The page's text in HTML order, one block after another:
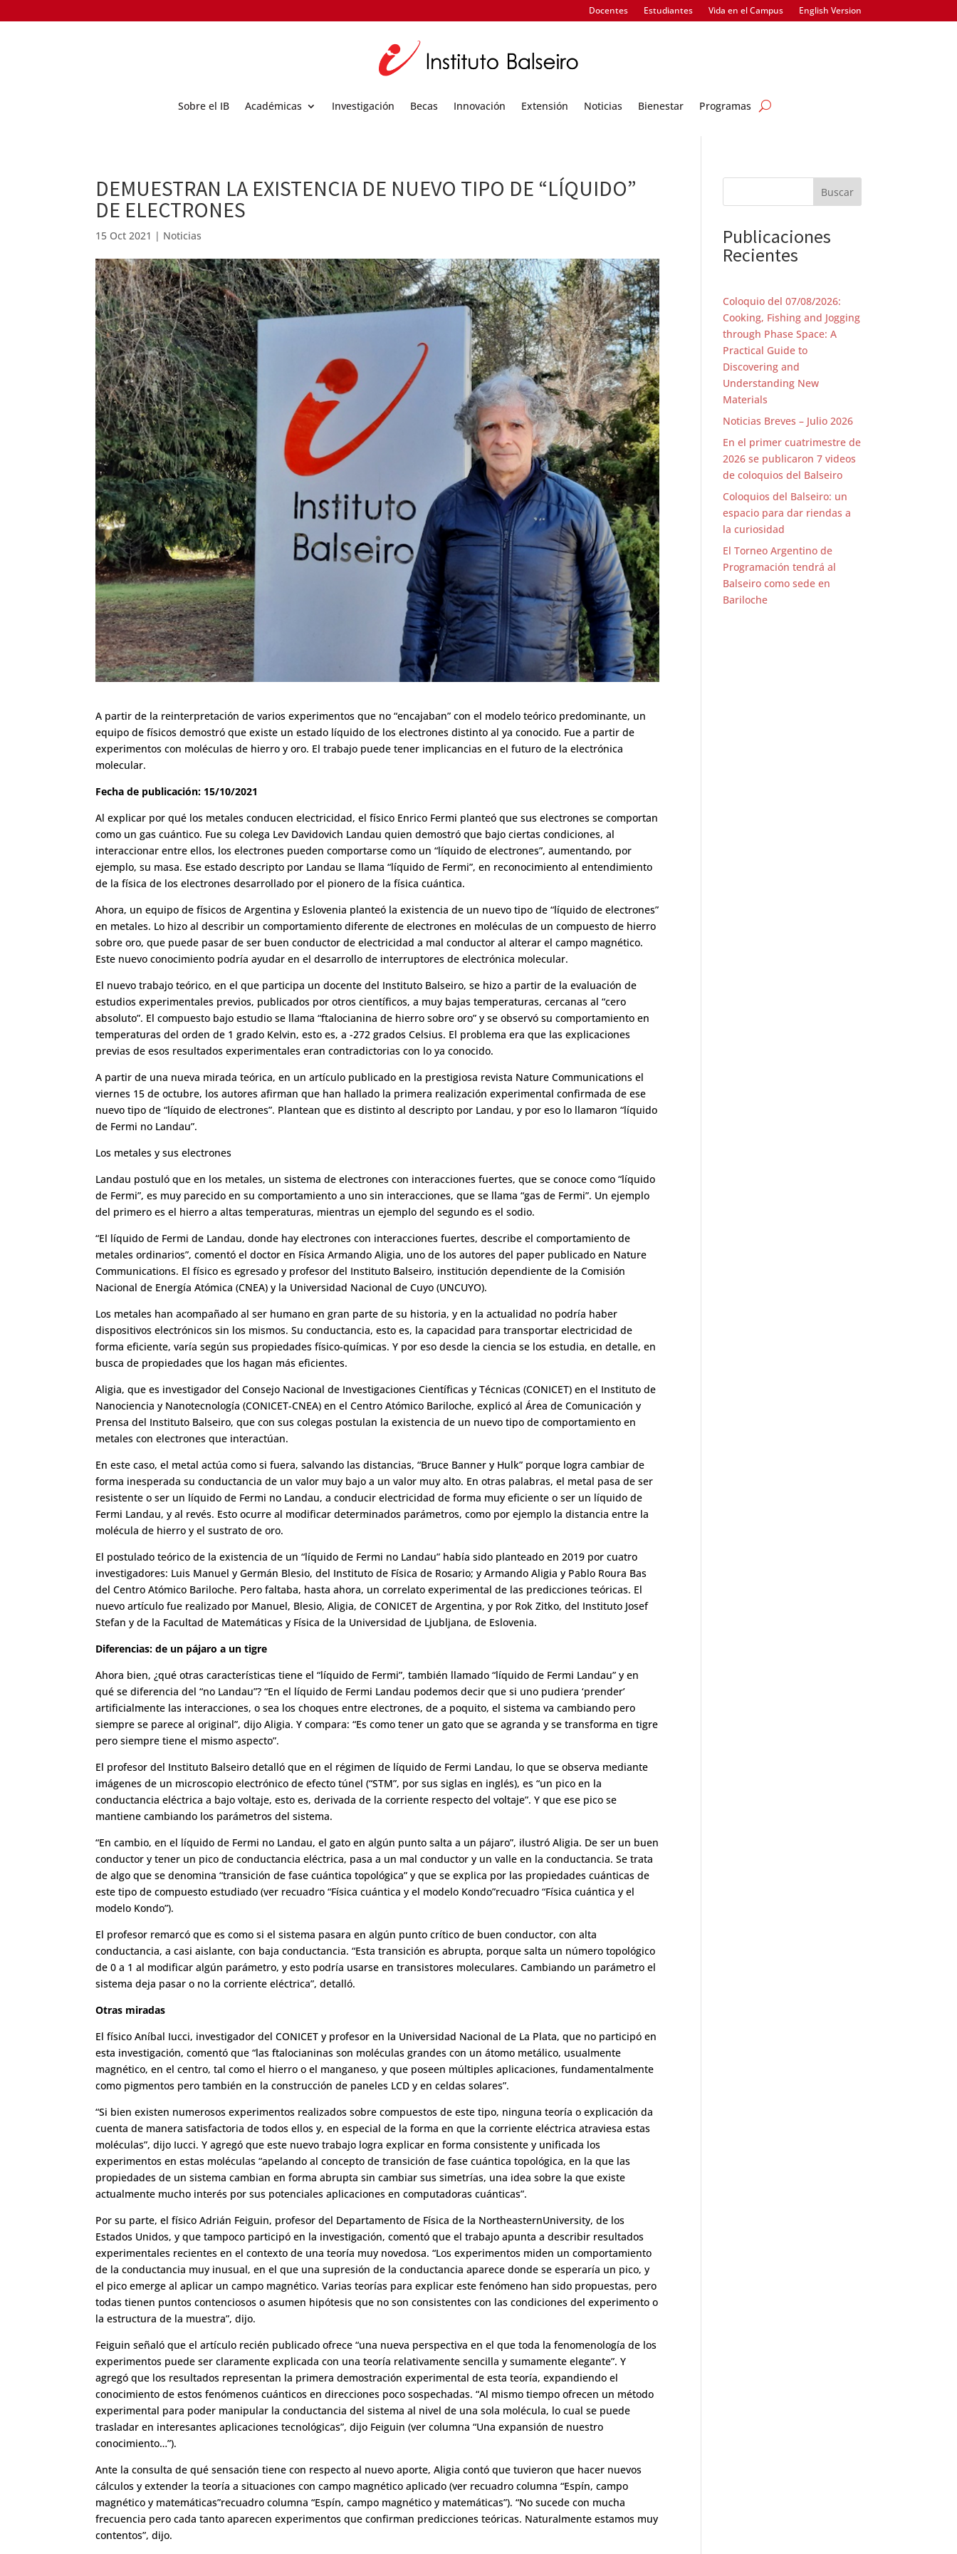
Docentes Estudiantes Vida en el Campus English Version
Sobre el IB Académicas Investigación Becas Innovación Extensión Noticias Bienestar Programas
DEMUESTRAN LA EXISTENCIA DE NUEVO TIPO DE “LÍQUIDO”
DE ELECTRONES
15 Oct 2021 | Noticias
A partir de la reinterpretación de varios experimentos que no “encajaban” con el modelo teórico predominante, un
equipo de físicos demostró que existe un estado líquido de los electrones distinto al ya conocido. Fue a partir de
experimentos con moléculas de hierro y oro. El trabajo puede tener implicancias en el futuro de la electrónica
molecular.
Fecha de publicación: 15/10/2021
Al explicar por qué los metales conducen electricidad, el físico Enrico Fermi planteó que sus electrones se comportan
como un gas cuántico. Fue su colega Lev Davidovich Landau quien demostró que bajo ciertas condiciones, al
interaccionar entre ellos, los electrones pueden comportarse como un “líquido de electrones”, aumentando, por
ejemplo, su masa. Ese estado descripto por Landau se llama “líquido de Fermi”, en reconocimiento al entendimiento
de la física de los electrones desarrollado por el pionero de la física cuántica.
Ahora, un equipo de físicos de Argentina y Eslovenia planteó la existencia de un nuevo tipo de “líquido de electrones”
en metales. Lo hizo al describir un comportamiento diferente de electrones en moléculas de un compuesto de hierro
sobre oro, que puede pasar de ser buen conductor de electricidad a mal conductor al alterar el campo magnético.
Este nuevo conocimiento podría ayudar en el desarrollo de interruptores de electrónica molecular.
El nuevo trabajo teórico, en el que participa un docente del Instituto Balseiro, se hizo a partir de la evaluación de
estudios experimentales previos, publicados por otros científicos, a muy bajas temperaturas, cercanas al “cero
absoluto”. El compuesto bajo estudio se llama “ftalocianina de hierro sobre oro” y se observó su comportamiento en
temperaturas del orden de 1 grado Kelvin, esto es, a -272 grados Celsius. El problema era que las explicaciones
previas de esos resultados experimentales eran contradictorias con lo ya conocido.
A partir de una nueva mirada teórica, en un artículo publicado en la prestigiosa revista Nature Communications el
viernes 15 de octubre, los autores afirman que han hallado la primera realización experimental confirmada de ese
nuevo tipo de “líquido de electrones”. Plantean que es distinto al descripto por Landau, y por eso lo llamaron “líquido
de Fermi no Landau”.
Los metales y sus electrones
Landau postuló que en los metales, un sistema de electrones con interacciones fuertes, que se conoce como “líquido
de Fermi”, es muy parecido en su comportamiento a uno sin interacciones, que se llama “gas de Fermi”. Un ejemplo
del primero es el hierro a altas temperaturas, mientras un ejemplo del segundo es el sodio.
“El líquido de Fermi de Landau, donde hay electrones con interacciones fuertes, describe el comportamiento de
metales ordinarios”, comentó el doctor en Física Armando Aligia, uno de los autores del paper publicado en Nature
Communications. El físico es egresado y profesor del Instituto Balseiro, institución dependiente de la Comisión
Nacional de Energía Atómica (CNEA) y la Universidad Nacional de Cuyo (UNCUYO).
Los metales han acompañado al ser humano en gran parte de su historia, y en la actualidad no podría haber
dispositivos electrónicos sin los mismos. Su conductancia, esto es, la capacidad para transportar electricidad de
forma eficiente, varía según sus propiedades físico-químicas. Y por eso desde la ciencia se los estudia, en detalle, en
busca de propiedades que los hagan más eficientes.
Aligia, que es investigador del Consejo Nacional de Investigaciones Científicas y Técnicas (CONICET) en el Instituto de
Nanociencia y Nanotecnología (CONICET-CNEA) en el Centro Atómico Bariloche, explicó al Área de Comunicación y
Prensa del Instituto Balseiro, que con sus colegas postulan la existencia de un nuevo tipo de comportamiento en
metales con electrones que interactúan.
En este caso, el metal actúa como si fuera, salvando las distancias, “Bruce Banner y Hulk” porque logra cambiar de
forma inesperada su conductancia de un valor muy bajo a un valor muy alto. En otras palabras, el metal pasa de ser
resistente o ser un líquido de Fermi no Landau, a conducir electricidad de forma muy eficiente o ser un líquido de
Fermi Landau, y al revés. Esto ocurre al modificar determinados parámetros, como por ejemplo la distancia entre la
molécula de hierro y el sustrato de oro.
El postulado teórico de la existencia de un “líquido de Fermi no Landau” había sido planteado en 2019 por cuatro
investigadores: Luis Manuel y Germán Blesio, del Instituto de Física de Rosario; y Armando Aligia y Pablo Roura Bas
del Centro Atómico Bariloche. Pero faltaba, hasta ahora, un correlato experimental de las predicciones teóricas. El
nuevo artículo fue realizado por Manuel, Blesio, Aligia, de CONICET de Argentina, y por Rok Zitko, del Instituto Josef
Stefan y de la Facultad de Matemáticas y Física de la Universidad de Ljubljana, de Eslovenia.
Diferencias: de un pájaro a un tigre
Ahora bien, ¿qué otras características tiene el “líquido de Fermi”, también llamado “líquido de Fermi Landau” y en
qué se diferencia del “no Landau”? “En el líquido de Fermi Landau podemos decir que si uno pudiera ‘prender’
artificialmente las interacciones, o sea los choques entre electrones, de a poquito, el sistema va cambiando pero
siempre se parece al original”, dijo Aligia. Y compara: “Es como tener un gato que se agranda y se transforma en tigre
pero siempre tiene el mismo aspecto”.
El profesor del Instituto Balseiro detalló que en el régimen de líquido de Fermi Landau, lo que se observa mediante
imágenes de un microscopio electrónico de efecto túnel (“STM”, por sus siglas en inglés), es “un pico en la
conductancia eléctrica a bajo voltaje, esto es, derivada de la corriente respecto del voltaje”. Y que ese pico se
mantiene cambiando los parámetros del sistema.
“En cambio, en el líquido de Fermi no Landau, el gato en algún punto salta a un pájaro”, ilustró Aligia. De ser un buen
conductor y tener un pico de conductancia eléctrica, pasa a un mal conductor y un valle en la conductancia. Se trata
de algo que se denomina “transición de fase cuántica topológica” y que se explica por las propiedades cuánticas de
este tipo de compuesto estudiado (ver recuadro “Física cuántica y el modelo Kondo”recuadro “Física cuántica y el
modelo Kondo”).
El profesor remarcó que es como si el sistema pasara en algún punto crítico de buen conductor, con alta
conductancia, a casi aislante, con baja conductancia. “Esta transición es abrupta, porque salta un número topológico
de 0 a 1 al modificar algún parámetro, y esto podría usarse en transistores moleculares. Cambiando un parámetro el
sistema deja pasar o no la corriente eléctrica”, detalló.
Otras miradas
El físico Aníbal Iucci, investigador del CONICET y profesor en la Universidad Nacional de La Plata, que no participó en
esta investigación, comentó que “las ftalocianinas son moléculas grandes con un átomo metálico, usualmente
magnético, en el centro, tal como el hierro o el manganeso, y que poseen múltiples aplicaciones, fundamentalmente
como pigmentos pero también en la construcción de paneles LCD y en celdas solares”.
“Si bien existen numerosos experimentos realizados sobre compuestos de este tipo, ninguna teoría o explicación da
cuenta de manera satisfactoria de todos ellos y, en especial de la forma en que la corriente eléctrica atraviesa estas
moléculas”, dijo Iucci. Y agregó que este nuevo trabajo logra explicar en forma consistente y unificada los
experimentos en estas moléculas “apelando al concepto de transición de fase cuántica topológica, en la que las
propiedades de un sistema cambian en forma abrupta sin cambiar sus simetrías, una idea sobre la que existe
actualmente mucho interés por sus potenciales aplicaciones en computadoras cuánticas”.
Por su parte, el físico Adrián Feiguin, profesor del Departamento de Física de la NortheasternUniversity, de los
Estados Unidos, y que tampoco participó en la investigación, comentó que el trabajo apunta a describir resultados
experimentales recientes en el contexto de una teoría muy novedosa. “Los experimentos miden un comportamiento
de la conductancia muy inusual, en el que una supresión de la conductancia aparece donde se esperaría un pico, y
el pico emerge al aplicar un campo magnético. Varias teorías para explicar este fenómeno han sido propuestas, pero
todas tienen puntos contenciosos o asumen hipótesis que no son consistentes con las condiciones del experimento o
la estructura de la muestra”, dijo.
Feiguin señaló que el artículo recién publicado ofrece “una nueva perspectiva en el que toda la fenomenología de los
experimentos puede ser claramente explicada con una teoría relativamente sencilla y sumamente elegante”. Y
agregó que los resultados representan la primera demostración experimental de esta teoría, expandiendo el
conocimiento de estos fenómenos cuánticos en direcciones poco sospechadas. “Al mismo tiempo ofrecen un método
experimental para poder manipular la conductancia del sistema al nivel de una sola molécula, lo cual se puede
trasladar en interesantes aplicaciones tecnológicas”, dijo Feiguin (ver columna “Una expansión de nuestro
conocimiento…”).
Ante la consulta de qué sensación tiene con respecto al nuevo aporte, Aligia contó que tuvieron que hacer nuevos
cálculos y extender la teoría a situaciones con campo magnético aplicado (ver recuadro columna “Espín, campo
magnético y matemáticas”recuadro columna “Espín, campo magnético y matemáticas”). “No sucede con mucha
frecuencia pero cada tanto aparecen experimentos que confirman predicciones teóricas. Naturalmente estamos muy
contentos”, dijo.
Buscar
Publicaciones
Recientes
Coloquio del 07/08/2026:
Cooking, Fishing and Jogging
through Phase Space: A
Practical Guide to
Discovering and
Understanding New
Materials
Noticias Breves – Julio 2026
En el primer cuatrimestre de
2026 se publicaron 7 videos
de coloquios del Balseiro
Coloquios del Balseiro: un
espacio para dar riendas a
la curiosidad
El Torneo Argentino de
Programación tendrá al
Balseiro como sede en
Bariloche